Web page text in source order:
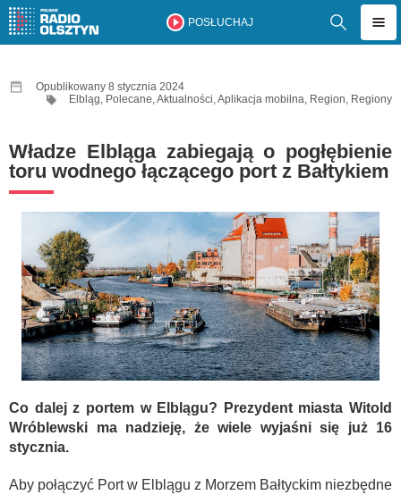
POSŁUCHAJ
Opublikowany 8 stycznia 2024
Elbląg, Polecane,Aktualności,Aplikacja mobilna, Region, Regiony
Władze Elbląga zabiegają o pogłębienie
toru wodnego łączącego port z Bałtykiem
Co dalej z portem w Elblągu? Prezydent miasta Witold
Wróblewski ma nadzieję, że wiele wyjaśni się już 16
stycznia.
Aby połączyć Port w Elblągu z Morzem Bałtyckim niezbędne